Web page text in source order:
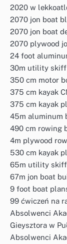
2020 w
2070 jon boat
2070 jon boat
2070 plywood
24 foot
30m utility
350 cm motor
375 cm kayak
375 cm kayak
45m aluminum
490 cm rowing
4m plywood
530 cm kayak
65m utility
67m jon boat
9 foot boat
99 ćwiczeń na
Absolwenci
Gieysztora w
Absolwenci